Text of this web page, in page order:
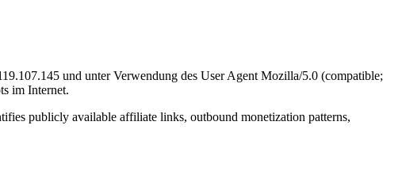
und unter Verwendung des User Agent Mozilla/5.0 (compatible;
im Internet.
publicly available affiliate links, outbound monetization patterns,